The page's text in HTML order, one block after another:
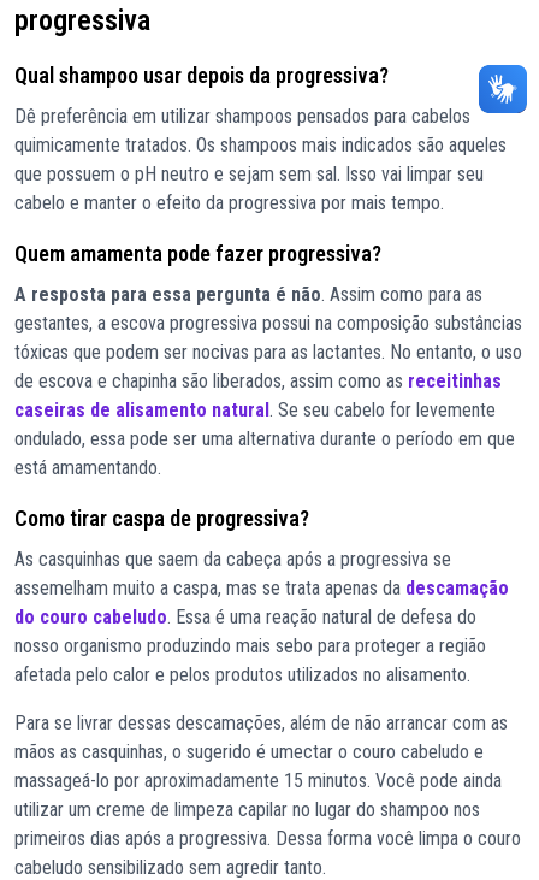
progressiva
Qual shampoo usar depois da progressiva?
Dê preferência em utilizar shampoos pensados para cabelos
quimicamente tratados. Os shampoos mais indicados são aqueles
que possuem o pH neutro e sejam sem sal. Isso vai limpar seu
cabelo e manter o efeito da progressiva por mais tempo.
Quem amamenta pode fazer progressiva?
A resposta para essa pergunta é não. Assim como para as
gestantes, a escova progressiva possui na composição substâncias
tóxicas que podem ser nocivas para as lactantes. No entanto, o uso
de escova e chapinha são liberados, assim como as receitinhas
caseiras de alisamento natural. Se seu cabelo for levemente
ondulado, essa pode ser uma alternativa durante o período em que
está amamentando.
Como tirar caspa de progressiva?
As casquinhas que saem da cabeça após a progressiva se
assemelham muito a caspa, mas se trata apenas da descamação
do couro cabeludo. Essa é uma reação natural de defesa do
nosso organismo produzindo mais sebo para proteger a região
afetada pelo calor e pelos produtos utilizados no alisamento.
Para se livrar dessas descamações, além de não arrancar com as
mãos as casquinhas, o sugerido é umectar o couro cabeludo e
massageá-lo por aproximadamente 15 minutos. Você pode ainda
utilizar um creme de limpeza capilar no lugar do shampoo nos
primeiros dias após a progressiva. Dessa forma você limpa o couro
cabeludo sensibilizado sem agredir tanto.